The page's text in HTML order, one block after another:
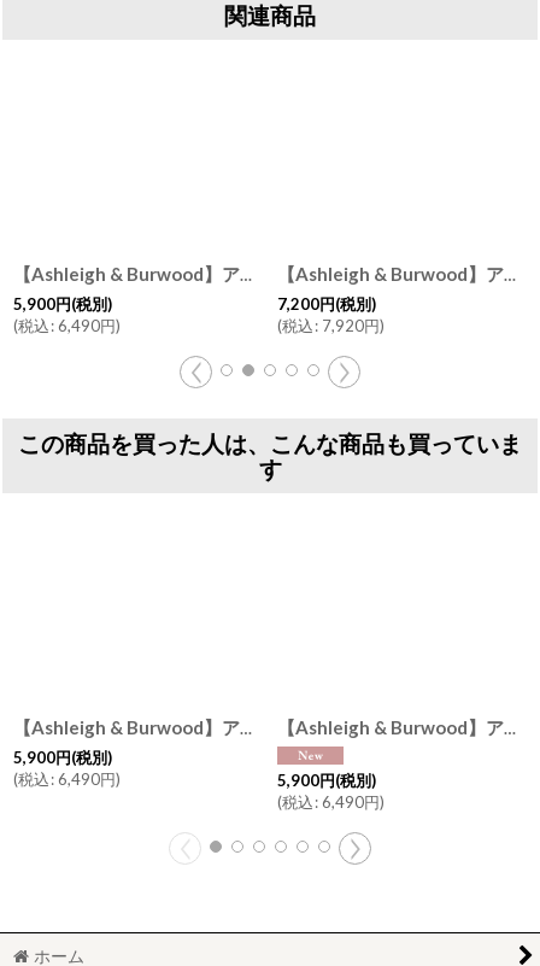
関連商品
【Ashleigh & Burwood】アシュレイ＆バーウッド 消臭 フレグランスランプS タヒチアンサンセット Tahitian Sunset ハンドメイド イギリス製
5,900円(税別)
(税込:6,490円)
【Ashleigh & Burwood】アシュレイ＆バーウッド 消臭 フレグランスランプL クリスタルシーズ Crystal seas アロマディフューザー ハンドメイド イギリス
7,200円(税別)
(税込: 7,920円)
この商品を買った人は、こんな商品も買っていま
す
【Ashleigh & Burwood】アシュレイ＆バーウッド 消臭 フレグランスランプS フロスティッドローズ Frosted Rose ハンドメイド イギリス製
5,900円(税別)
(税込:6,490円)
【Ashleigh & Burwood】アシュレイ＆バーウッド セビリア Seville フレグランスランプS 消臭剤 フレグランスランプ イギリス
5,900円(税別)
(税込:6,490円)
ホーム